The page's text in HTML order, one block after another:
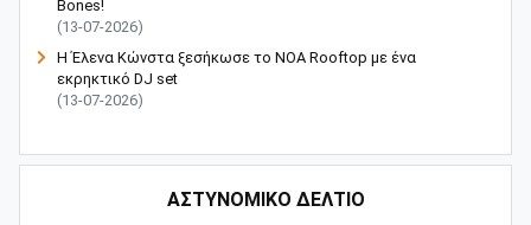
Bones!
(13-07-2026)
Η Έλενα Κώνστα ξεσήκωσε το NOA Rooftop με ένα
εκρηκτικό DJ set
(13-07-2026)
ΑΣΤΥΝΟΜΙΚΟ ΔΕΛΤΙΟ